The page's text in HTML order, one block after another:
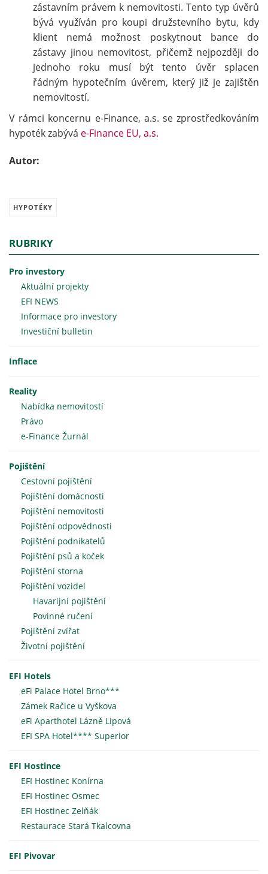
zástavním právem k nemovitosti. Tento typ úvěrů
bývá využíván pro koupi družstevního bytu, kdy
klient nemá možnost poskytnout bance do
zástavy jinou nemovitost, přičemž nejpozději do
jednoho roku musí být tento úvěr splacen
řádným hypotečním úvěrem, který již je zajištěn
nemovitostí.
V rámci koncernu e-Finance, a.s. se zprostředkováním
hypoték zabývá e-Finance EU, a.s.
Autor:
HYPOTÉKY
RUBRIKY
Pro investory
Aktuální projekty
EFI NEWS
Informace pro investory
Investiční bulletin
Inflace
Reality
Nabídka nemovitostí
Právo
e-Finance Žurnál
Pojištění
Cestovní pojištění
Pojištění domácnosti
Pojištění nemovitosti
Pojištění odpovědnosti
Pojištění podnikatelů
Pojištění psů a koček
Pojištění storna
Pojištění vozidel
Havarijní pojištění
Povinné ručení
Pojištění zvířat
Životní pojištění
EFI Hotels
eFi Palace Hotel Brno***
Zámek Račice u Vyškova
eFi Aparthotel Lázně Lipová
EFI SPA Hotel**** Superior
EFI Hostince
EFI Hostinec Konírna
EFI Hostinec Osmec
EFI Hostinec Zelňák
Restaurace Stará Tkalcovna
EFI Pivovar